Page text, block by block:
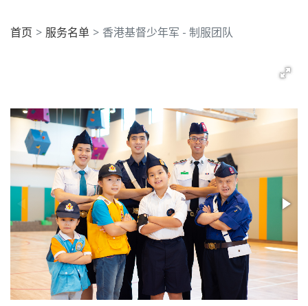
首页 服务名单 香港基督少年军 - 制服团队